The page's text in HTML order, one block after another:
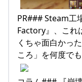
PR### Steam工
Factory』、これ
くちゃ面白かっ
ころ」を何度で